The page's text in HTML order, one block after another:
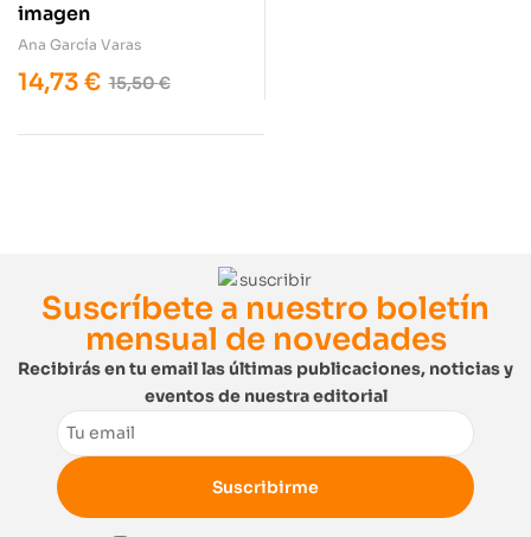
imagen
Ana García Varas
15,50€
14,73 €
Suscríbete a nuestro boletín
mensual de novedades
Recibirás en tu email las últimas publicaciones, noticias y
eventos de nuestra editorial
Email